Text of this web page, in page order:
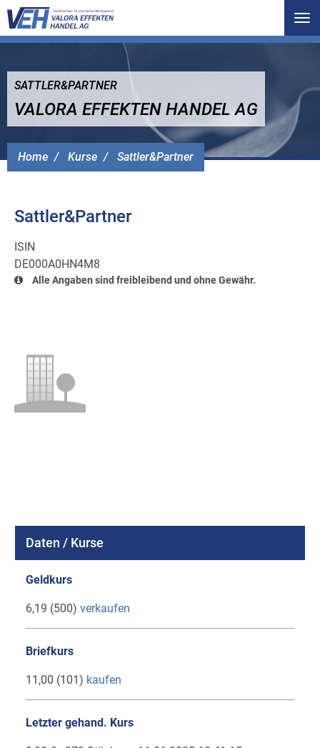
Home Kurse Sattler&Partner
SATTLER&PARTNER
VALORA EFFEKTEN HANDEL AG
Sattler&Partner
ISIN
DE000A0HN4M8
Alle Angaben sind freibleibend und ohne Gewähr.
Daten / Kurse
Geldkurs
6,19 (500) verkaufen
Briefkurs
11,00 (101) kaufen
Letzter gehand. Kurs